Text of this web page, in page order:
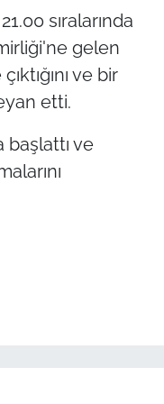
sıralarında
gelen
ve bir
etti.
başlattı ve